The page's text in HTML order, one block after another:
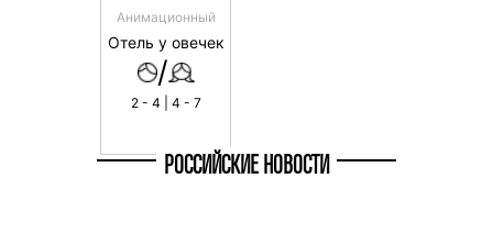
Анимационный
Отель у овечек
/
2 - 4 | 4 - 7
РОССИЙСКИЕ НОВОСТИ